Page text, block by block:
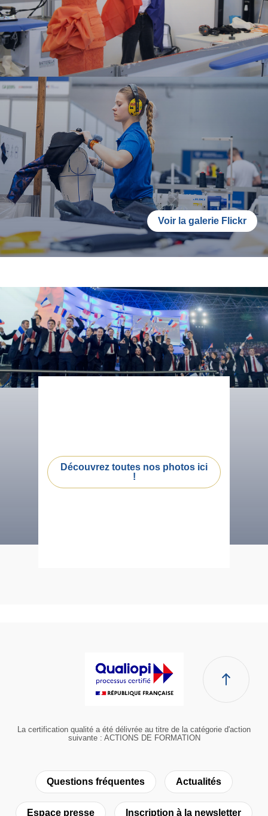
Voir la galerie Flickr
Découvrez toutes nos photos ici
!
La certification qualité a été délivrée au titre de la catégorie d'action
suivante : ACTIONS DE FORMATION
Questions fréquentes Actualités
Espace presse Inscription à la newsletter